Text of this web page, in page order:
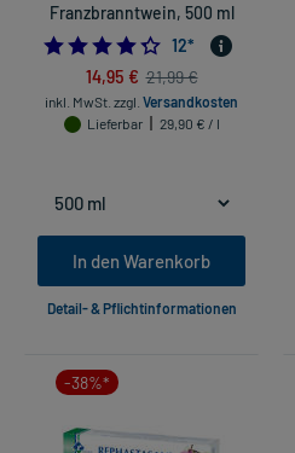
Franzbranntwein, 500 ml
4.333333333333333
12*
14,95 € 21,99 €
inkl. MwSt. zzgl. Versandkosten
Lieferbar
29,90 € / l
In den Warenkorb
Detail- & Pflichtinformationen
-38%*